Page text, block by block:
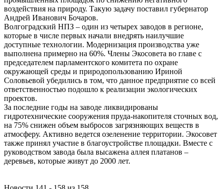
воздействия на природу. Такую задачу поставил губернатор
Андрей Иванович Бочаров.
Волгоградский НПЗ – один из четырех заводов в регионе,
которые в числе первых начали внедрять наилучшие
доступные технологии. Модернизация производства уже
выполнена примерно на 60%. Члены Экосовета во главе с
председателем парламентского комитета по охране
окружающей среды и природопользованию Ириной
Соловьевой убедились в том, что данное предприятие со всей
ответственностью подошло к реализации экологических
проектов.
За последние годы на заводе ликвидированы
гидротехнические сооружения пруда-накопителя сточных вод,
на 75% снижен объем выбросов загрязняющих веществ в
атмосферу. Активно ведется озеленение территории. Экосовет
также принял участие в благоустройстве площадки. Вместе с
руководством завода была высажена аллея платанов –
деревьев, которые живут до 2000 лет.